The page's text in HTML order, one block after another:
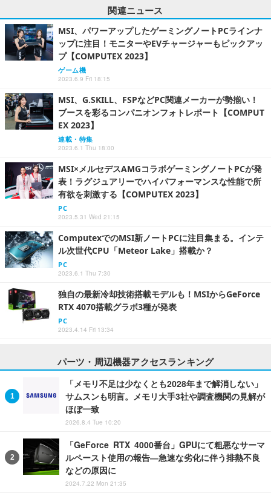
関連ニュース
MSI、パワーアップしたゲーミングノートPCラインナ
ップに注目！モニターやEVチャージャーもピックアッ
プ【COMPUTEX 2023】
ゲーム機
2023.6.9 Fri 18:15
MSI、G.SKILL、FSPなどPC関連メーカーが勢揃い！
ブースを彩るコンパニオンフォトレポート【COMPUT
EX 2023】
連載・特集
2023.6.1 Thu 18:00
MSI×メルセデスAMGコラボゲーミングノートPCが発
表！ラグジュアリーでハイパフォーマンスな性能で所
有欲を刺激する【COMPUTEX 2023】
PC
2023.5.31 Wed 21:15
ComputexでのMSI新ノートPCに注目集まる。インテ
ル次世代CPU「Meteor Lake」搭載か？
PC
2023.6.1 Thu 7:30
独自の最新冷却技術搭載モデルも！MSIからGeForce
RTX 4070搭載グラボ3種が発表
PC
2023.4.14 Fri 13:34
パーツ・周辺機器アクセスランキング
「メモリ不足は少なくとも2028年まで解消しない」
サムスンも明言。メモリ大手3社や調査機関の見解が
ほぼ一致
2026.8.4 Tue 10:20
「GeForce RTX 4000番台」GPUにて粗悪なサーマ
ルペースト使用の報告―急速な劣化に伴う排熱不良
などの原因に
2024.7.22 Mon 21:35